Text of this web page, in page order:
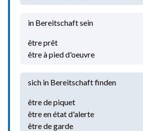
in Bereitschaft sein
être prêt
être à pied d'oeuvre
sich in Bereitschaft finden
être de piquet
être en état d'alerte
être de garde